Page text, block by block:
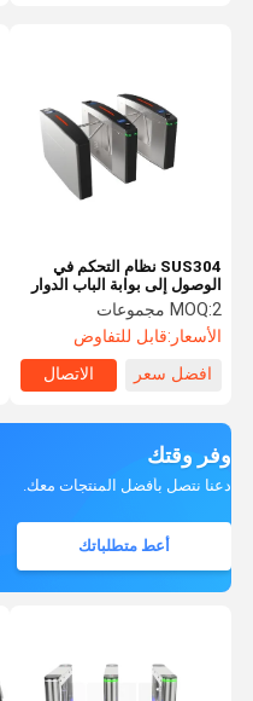
SUS304 نظام التحكم في
الوصول إلى بوابة الباب الدوار
ثلاثي القوائم لمحطة المترو
MOQ:2 مجموعات
الأسعار:قابل للتفاوض
افضل سعر
الاتصال
وفر وقتك
دعنا نتصل بأفضل المنتجات معك.
أعط متطلباتك